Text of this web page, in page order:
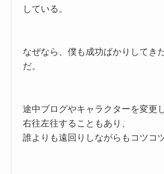
している。
なぜなら、僕も成功ばかりしてき
だ。
途中ブログやキャラクターを変更
右往左往することもあり、
誰よりも遠回りしながらもコツコ